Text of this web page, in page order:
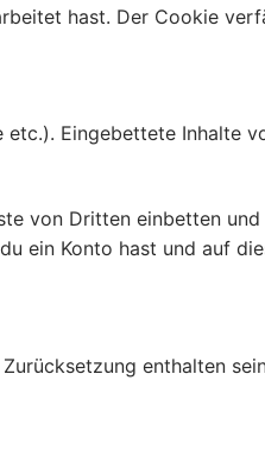
hast. Der Cookie
Eingebettete Inhalte
von Dritten einbetten
ein Konto hast und auf
enthalten